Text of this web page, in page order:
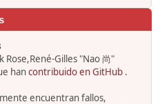
Gilles "Nao 尚"
hancontribuido en GitHub .
encuentran fallos,